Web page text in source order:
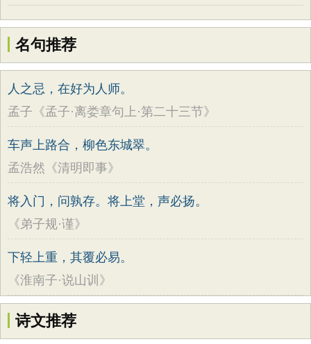
名句推荐
人之忌，在好为人师。
孟子《孟子·离娄章句上·第二十三节》
车声上路合，柳色东城翠。
孟浩然《清明即事》
将入门，问孰存。将上堂，声必扬。
《弟子规·谨》
下轻上重，其覆必易。
《淮南子·说山训》
诗文推荐